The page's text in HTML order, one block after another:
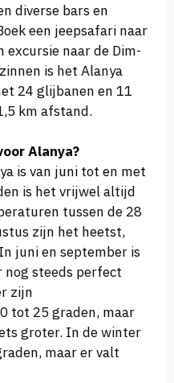
diverse bars en
een jeepsafari naar
naar de Dim-
is het Alanya
24 glijbanen en 11
km afstand.
Alanya?
is van juni tot en met
is het vrijwel altijd
tussen de 28
zijn het heetst,
juni en september is
nog steeds perfect
zijn
tot 25 graden, maar
groter. In de winter
maar er valt